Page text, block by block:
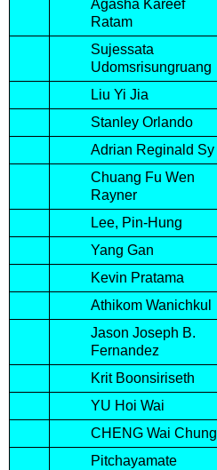
Agasha Kareef
Ratam
Sujessata
Udomsrisungruang
Liu Yi Jia
Stanley Orlando
Adrian Reginald Sy
Chuang Fu Wen
Rayner
Lee, Pin-Hung
Yang Gan
Kevin Pratama
Athikom Wanichkul
Jason Joseph B.
Fernandez
Krit Boonsiriseth
YU Hoi Wai
CHENG Wai Chung
Pitchayamate